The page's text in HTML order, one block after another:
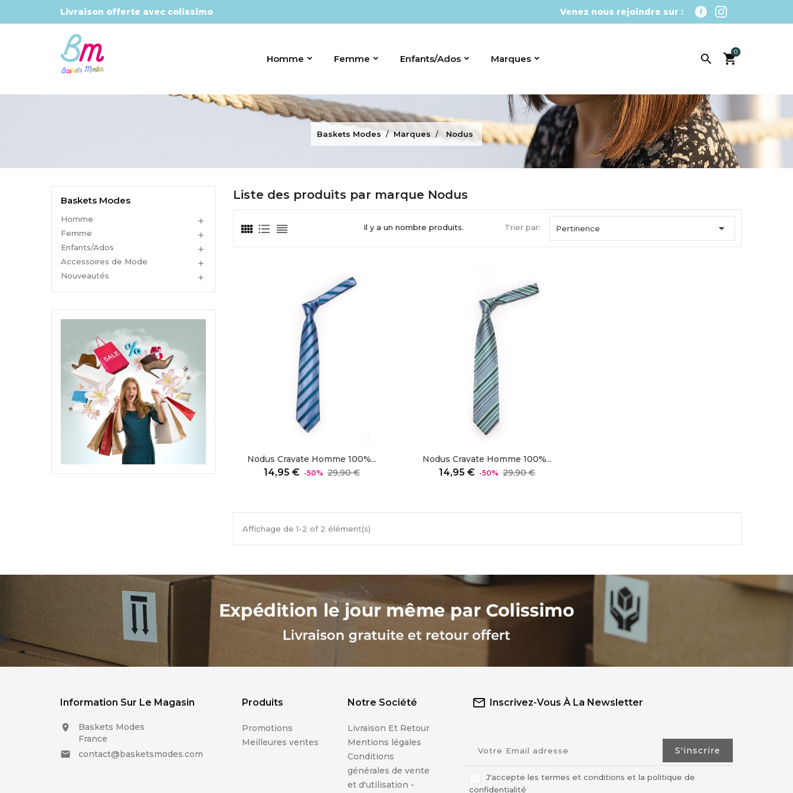
Livraison offerte avec colissimo Venez nous rejoindre sur :
0

Homme Femme Enfants/Ados Marques
Baskets Modes Marques Nodus
Baskets Modes
Homme 
Femme 
Enfants/Ados 
Accessoires de Mode 
Nouveautés 
Liste des produits par marque Nodus
Il y a un nombre produits. Trier par: Pertinence 
Nodus Cravate Homme 100%...
14,95 € Prix
-50% 29,90 €Prix
Nodus Cravate Homme 100%...
14,95 € Prix
-50% 29,90 €Prix
Affichage de 1-2 of 2 élément(s)
Inscrivez-Vous À La Newsletter
J'accepte les termes et conditions et la politique de
confidentialité
Information Sur Le Magasin

Baskets Modes
France

contact@basketsmodes.com
Produits
Promotions
Meilleures ventes
Notre Société
Livraison Et Retour
Mentions légales
Conditions
générales de vente
et d'utilisation -